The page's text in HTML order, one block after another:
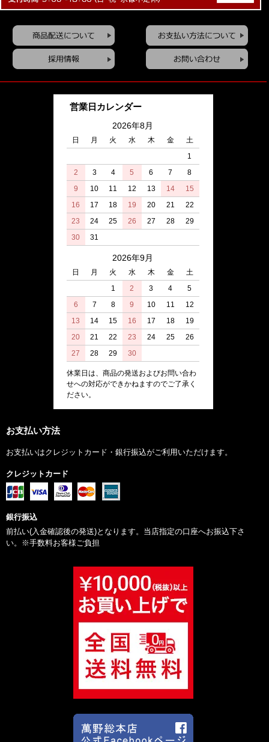
営業日カレンダー
2026年8月
日 月 火 水 木 金
土
1
2
3 4 5 6 7
8
9
10 11 12 13 14
15
16
17 18 19 20 21
22
23
24 25 26 27 28
29
30
31
2026年9月
日 月 火 水 木 金
土
1
2 3 4
5
6
7 8 9 10 11
12
13
14 15 16 17 18
19
20
21 22 23 24 25
26
27
28 29 30
休業日は、商品の発送およびお問い合わ
せへの対応ができかねますのでご了承く
ださい。
お支払い方法
お支払いはクレジットカード・銀行振込がご利用いただけます。
クレジットカード
銀行振込
前払い(入金確認後の発送)となります。当店指定の口座へお振込下さ
い。※手数料お客様ご負担